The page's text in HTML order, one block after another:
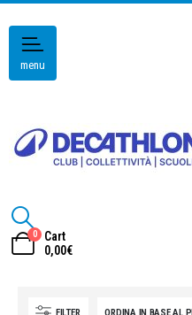
menu
0
Cart
0,00€
FILTER